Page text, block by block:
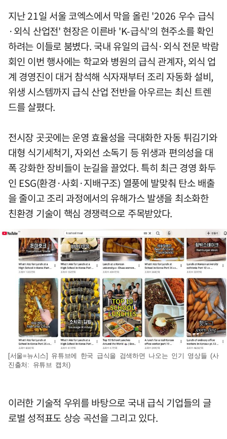
지난 21일 서울 코엑스에서 막을 올린 '2026 우수 급식
·외식 산업전' 현장은 이른바 'K-급식'의 현주소를 확인
하려는 이들로 붐볐다. 국내 유일의 급식·외식 전문 박람
회인 이번 행사에는 학교와 병원의 급식 관계자, 외식 업
계 경영진이 대거 참석해 식자재부터 조리 자동화 설비,
위생 시스템까지 급식 산업 전반을 아우르는 최신 트렌
드를 살폈다.
전시장 곳곳에는 운영 효율성을 극대화한 자동 튀김기와
대형 식기세척기, 자외선 소독기 등 위생과 편의성을 대
폭 강화한 장비들이 눈길을 끌었다. 특히 최근 경영 화두
인 ESG(환경·사회·지배구조) 열풍에 발맞춰 탄소 배출
을 줄이고 조리 과정에서의 유해가스 발생을 최소화한
친환경 기술이 핵심 경쟁력으로 주목받았다.
[서울=뉴시스] 유튜브에 한국 급식을 검색하면 나오는 인기 영상들 (사
진출처: 유튜브 캡처)
이러한 기술적 우위를 바탕으로 국내 급식 기업들의 글
로벌 성적표도 상승 곡선을 그리고 있다.